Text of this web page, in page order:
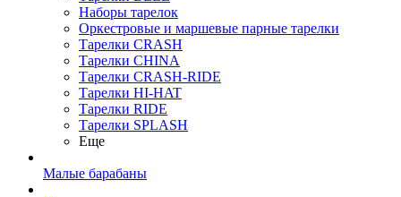
Наборы тарелок
Оркестровые и маршевые парные тарелки
Тарелки CRASH
Тарелки CHINA
Тарелки CRASH-RIDE
Тарелки HI-HAT
Тарелки RIDE
Тарелки SPLASH
Еще
Малые барабаны